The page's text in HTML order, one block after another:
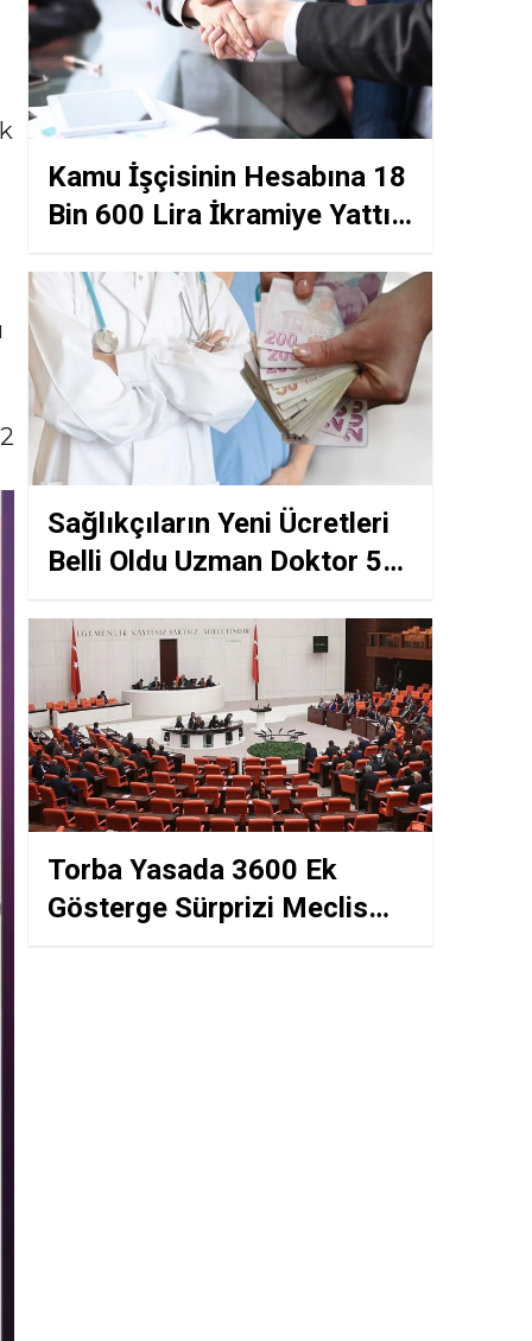
Kamu İşçisinin Hesabına 18
Bin 600 Lira İkramiye Yattı
Ödemeler Bugün Başladı
ATM Önlerinde Hareketlilik
Var
Sağlıkçıların Yeni Ücretleri
Belli Oldu Uzman Doktor 52
Bin Hemşire 8 Bin 500 Lira
Alacak
Torba Yasada 3600 Ek
Gösterge Sürprizi Meclis
Gündemine Geliyor Birinci